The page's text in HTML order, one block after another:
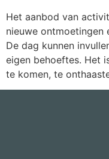
Het aanbod van
nieuwe ontmoetingen
De dag kunnen
eigen behoeftes. Het
te komen, te